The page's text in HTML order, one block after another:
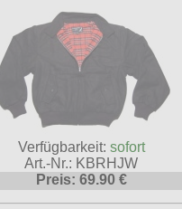
Verfügbarkeit: sofort
Art.-Nr.: KBRHJW
Preis: 69.90 €